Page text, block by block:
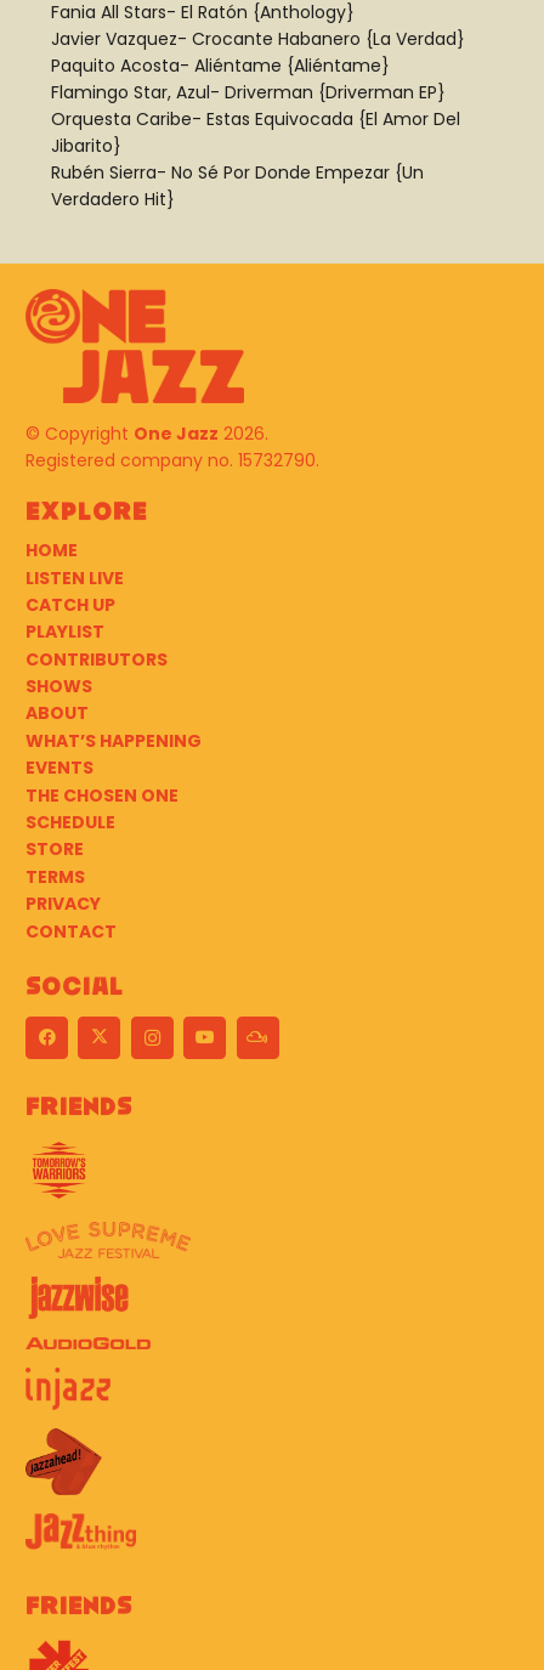
Fania All Stars- El Ratón {Anthology}
Javier Vazquez- Crocante Habanero {La Verdad}
Paquito Acosta- Aliéntame {Aliéntame}
Flamingo Star, Azul- Driverman {Driverman EP}
Orquesta Caribe- Estas Equivocada {El Amor Del
Jibarito}
Rubén Sierra- No Sé Por Donde Empezar {Un
Verdadero Hit}
© Copyright One Jazz 2026.
Registered company no. 15732790.
Explore
HOME
LISTEN LIVE
CATCH UP
PLAYLIST
CONTRIBUTORS
SHOWS
ABOUT
WHAT’S HAPPENING
EVENTS
THE CHOSEN ONE
SCHEDULE
STORE
TERMS
PRIVACY
CONTACT
Social
Friends
Friends